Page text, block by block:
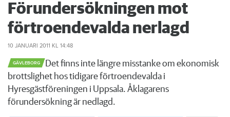
Förundersökningen mot
förtroendevalda nerlagd
10 JANUARI 2011 KL 14:48
GÄVLEBORG
​​Det finns inte längre misstanke om ekonomisk
brottslighet hos tidigare förtroendevalda i
Hyresgästföreningen i Uppsala. Åklagarens
förundersökning är nedlagd.